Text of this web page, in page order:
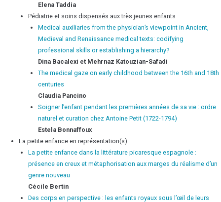
Elena Taddia
Pédiatrie et soins dispensés aux très jeunes enfants
Medical auxiliaries from the physician’s viewpoint in Ancient,
Medieval and Renaissance medical texts: codifying
professional skills or establishing a hierarchy?
Dina Bacalexi et Mehrnaz Katouzian-Safadi
The medical gaze on early childhood between the 16th and 18th
centuries
Claudia Pancino
Soigner l’enfant pendant les premières années de sa vie : ordre
naturel et curation chez Antoine Petit (1722-1794)
Estela Bonnaffoux
La petite enfance en représentation(s)
La petite enfance dans la littérature picaresque espagnole :
présence en creux et métaphorisation aux marges du réalisme d’un
genre nouveau
Cécile Bertin
Des corps en perspective : les enfants royaux sous l’œil de leurs